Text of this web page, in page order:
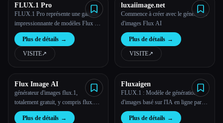
FLUX.1 Pro
FLUX.1 Pro représente une gamme
impressionnante de modèles Flux AI
développés par Black Forest Labs.
Créez facilement de superbes images
en saisissant du texte à l'aide du
générateur d'images FLUX AI en
Plus de détails →
VISITE↗︎
luxaiimage.net
Commence à créer avec le générateur
d'images Flux AI
Plus de détails →
VISITE↗︎
Flux Image AI
générateur d'images flux.1,
totalement gratuit, y compris flux.1
[Schnell], flux.1 [Dev], flux.1 [Pro]
Plus de détails →
Fluxaigen
FLUX.1 : Modèle de génération
d'images basé sur l'IA en ligne par
FLUX IMAGE
Plus de détails →